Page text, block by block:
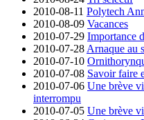
2010-08-11 Polytech
2010-08-09 Vacances
2010-07-29 Importance
2010-07-28 Arnaque au
2010-07-10
2010-07-08 Savoir faire
2010-07-06 Une brève
interrompu
2010-07-05 Une brève